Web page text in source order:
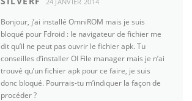
Bonjour, j’ai installé OmniROM mais je suis
bloqué pour Fdroid : le navigateur de fichier me
dit qu’il ne peut pas ouvrir le fichier apk. Tu
conseilles d’installer OI File manager mais je n’ai
trouvé qu’un fichier apk pour ce faire, je suis
donc bloqué. Pourrais-tu m’indiquer la façon de
procéder ?